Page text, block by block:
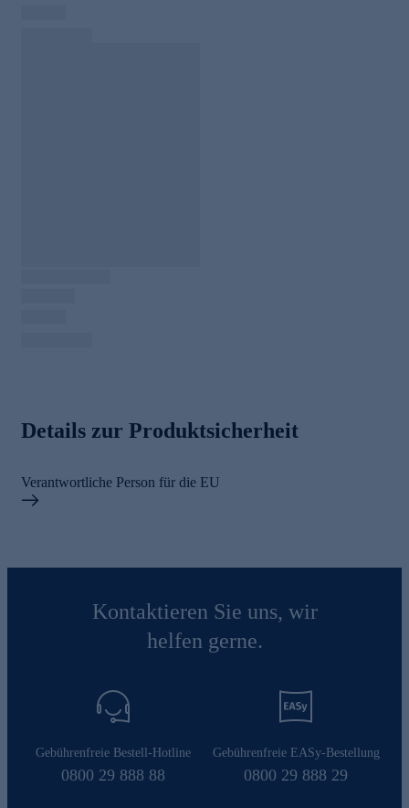
Details zur Produktsicherheit
Verantwortliche Person für die EU
Kontaktieren Sie uns, wir
helfen gerne.
Gebührenfreie Bestell-Hotline
0800 29 888 88
Gebührenfreie EASy-Bestellung
0800 29 888 29